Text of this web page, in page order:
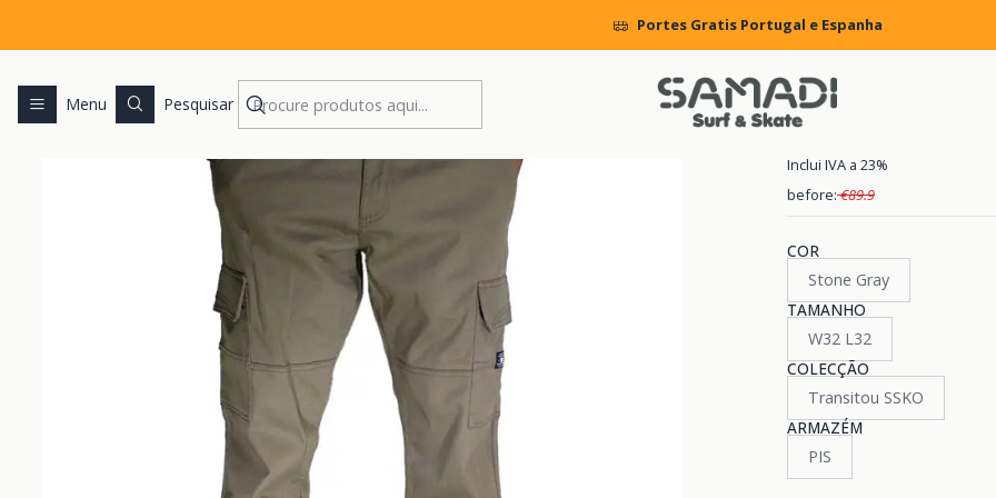
Menu Pesquisar
Portes Gratis Portugal e Espanha
CLOTHING Pants and Jeans Calças DC Worker Tapered
|
Calças DC
Inclui IVA a 23%
before:€89.9
COR
Stone Gray
TAMANHO
W32 L32
COLECÇÃO
Transitou SSKO
ARMAZÉM
PIS